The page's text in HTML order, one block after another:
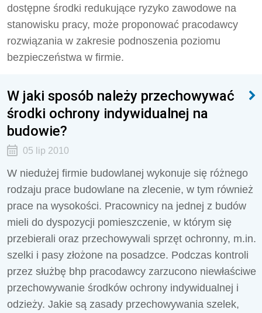
dostępne środki redukujące ryzyko zawodowe na
stanowisku pracy, może proponować pracodawcy
rozwiązania w zakresie podnoszenia poziomu
bezpieczeństwa w firmie.
W jaki sposób należy przechowywać
środki ochrony indywidualnej na
budowie?
05 lip 2010
W niedużej firmie budowlanej wykonuje się różnego
rodzaju prace budowlane na zlecenie, w tym również
prace na wysokości. Pracownicy na jednej z budów
mieli do dyspozycji pomieszczenie, w którym się
przebierali oraz przechowywali sprzęt ochronny, m.in.
szelki i pasy złożone na posadzce. Podczas kontroli
przez służbę bhp pracodawcy zarzucono niewłaściwe
przechowywanie środków ochrony indywidualnej i
odzieży. Jakie są zasady przechowywania szelek,